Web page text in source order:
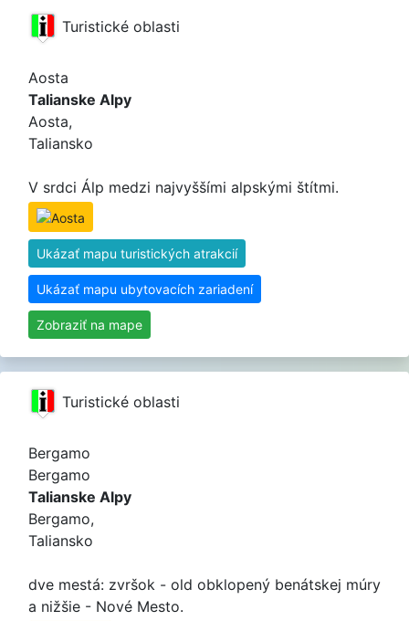
Turistické oblasti
Aosta
Talianske Alpy
Aosta,
Taliansko
V srdci Álp medzi najvyššími alpskými štítmi.
Ukázať mapu turistických atrakcií
Ukázať mapu ubytovacích zariadení
Zobraziť na mape
Turistické oblasti
Bergamo
Bergamo
Talianske Alpy
Bergamo,
Taliansko
dve mestá: zvršok - old obklopený benátskej múry
a nižšie - Nové Mesto.